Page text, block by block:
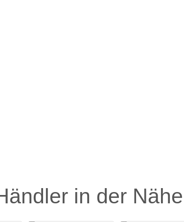
in der Nähe